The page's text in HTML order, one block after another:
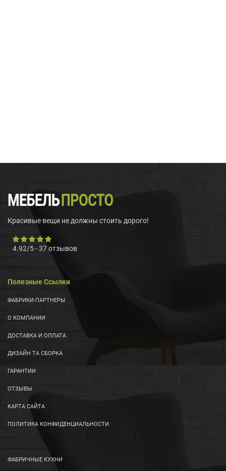
Красивые вещи не должны стоить дорого!
4.92/5-37отзывов
Полезные Ссылки
ФАБРИКИ-ПАРТНЕРЫ
О КОМПАНИИ
ДОСТАВКА И ОПЛАТА
ДИЗАЙН ТА СБОРКА
ГАРАНТИИ
ОТЗЫВЫ
КАРТА САЙТА
ПОЛИТИКА КОНФИДЕНЦИАЛЬНОСТИ
ФАБРИЧНЫЕ КУХНИ